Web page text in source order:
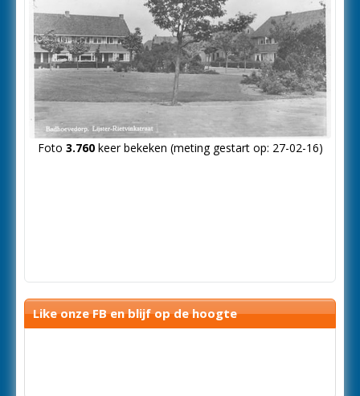
Foto 3.760keer bekeken (meting gestart op: 27-02-16)
Like onze FB en blijf op de hoogte